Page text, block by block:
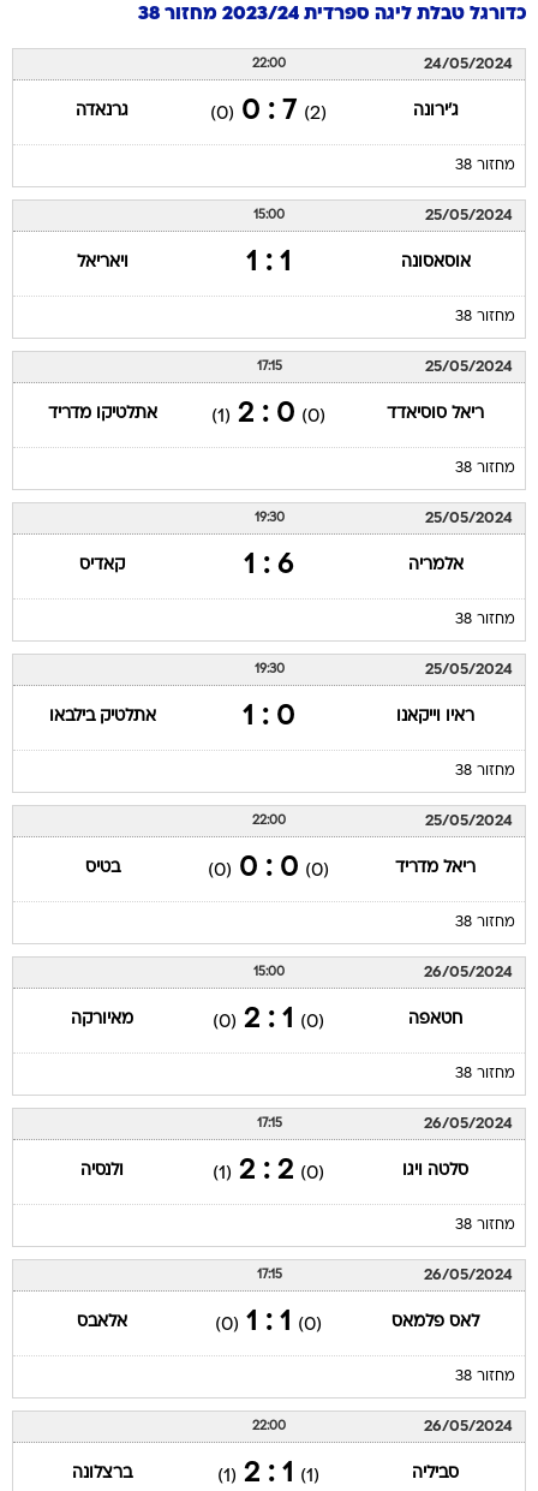
כדורגל טבלת ליגה ספרדית 2023/24 מחזור 38
24/05/2024
22:00
ג'ירונה (2)
7 : 0
(0) גרנאדה
מחזור 38
25/05/2024
15:00
אוסאסונה 1 : 1 ויאריאל
מחזור 38
25/05/2024
17:15
ריאל סוסיאדד (0)
0 : 2
(1) אתלטיקו מדריד
מחזור 38
25/05/2024
19:30
אלמריה 6 : 1 קאדיס
מחזור 38
25/05/2024
19:30
ראיו וייקאנו 0 : 1 אתלטיק בילבאו
מחזור 38
25/05/2024
22:00
ריאל מדריד (0)
0 : 0
(0) בטיס
מחזור 38
26/05/2024
15:00
חטאפה (0)
1 : 2
(0) מאיורקה
מחזור 38
26/05/2024
17:15
סלטה ויגו (0)
2 : 2
(1) ולנסיה
מחזור 38
26/05/2024
17:15
לאס פלמאס (0)
1 : 1
(0) אלאבס
מחזור 38
26/05/2024
22:00
סביליה (1)
1 : 2
(1) ברצלונה